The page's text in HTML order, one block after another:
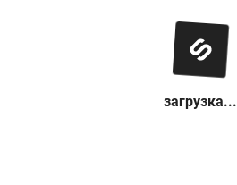
загрузка...